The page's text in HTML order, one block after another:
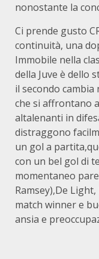
nonostante la
Ci prende gusto
continuità, una
Immobile nella
della Juve è dello
il secondo cambia
che si affrontano
altalenanti in
distraggono
un gol a
con un bel gol di
momentaneo
Ramsey),De
match winner e
ansia e